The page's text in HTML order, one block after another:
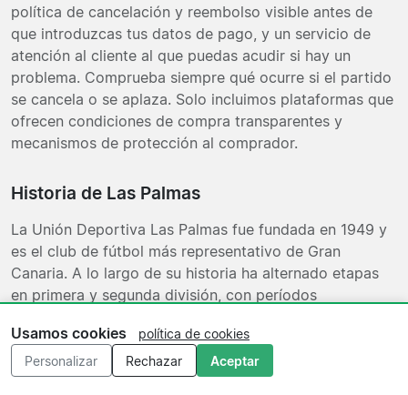
política de cancelación y reembolso visible antes de
que introduzcas tus datos de pago, y un servicio de
atención al cliente al que puedas acudir si hay un
problema. Comprueba siempre qué ocurre si el partido
se cancela o se aplaza. Solo incluimos plataformas que
ofrecen condiciones de compra transparentes y
mecanismos de protección al comprador.
Historia de Las Palmas
La Unión Deportiva Las Palmas fue fundada en 1949 y
es el club de fútbol más representativo de Gran
Canaria. A lo largo de su historia ha alternado etapas
en primera y segunda división, con períodos
llegó a participar en competiciones europeas. El equipo
es reconocible por sus colores amarillo y azul y por un
estilo de juego asociativo que ha sido una seña de
Usamos cookies
política de cookies
Personalizar
Rechazar Aceptar